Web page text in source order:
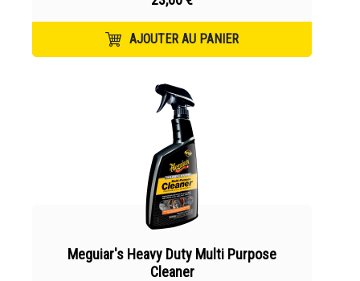
AJOUTER AU PANIER
Meguiar's Heavy Duty Multi Purpose
Cleaner